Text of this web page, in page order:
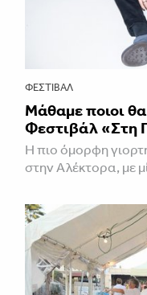
ΦΕΣΤΙΒΑΛ
Μάθαμε ποιοι
Φεστιβάλ «Στη
Η πιο όμορφη
στην Αλέκτορα, με